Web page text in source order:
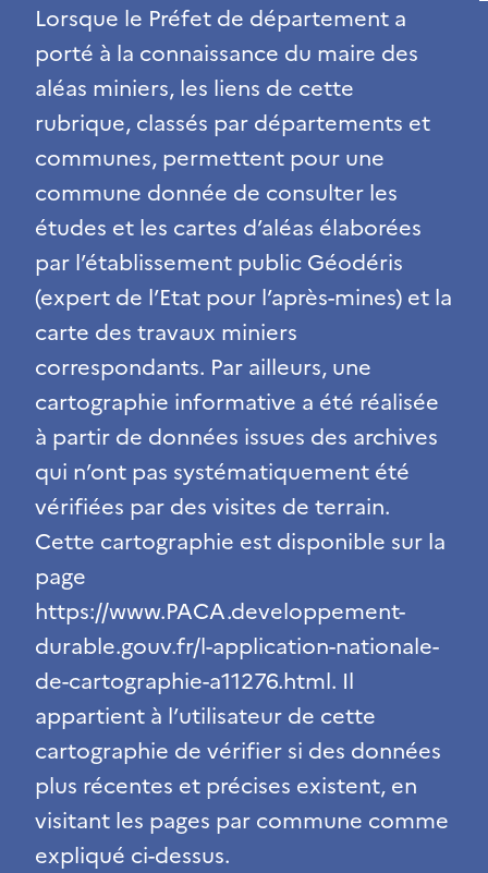
Lorsque le Préfet de département a
porté à la connaissance du maire des
aléas miniers, les liens de cette
rubrique, classés par départements et
communes, permettent pour une
commune donnée de consulter les
études et les cartes d’aléas élaborées
par l’établissement public Géodéris
(expert de l’Etat pour l’après-mines) et la
carte des travaux miniers
correspondants. Par ailleurs, une
cartographie informative a été réalisée
à partir de données issues des archives
qui n’ont pas systématiquement été
vérifiées par des visites de terrain.
Cette cartographie est disponible sur la
page
https://www.PACA.developpement-
durable.gouv.fr/l-application-nationale-
de-cartographie-a11276.html. Il
appartient à l’utilisateur de cette
cartographie de vérifier si des données
plus récentes et précises existent, en
visitant les pages par commune comme
expliqué ci-dessus.